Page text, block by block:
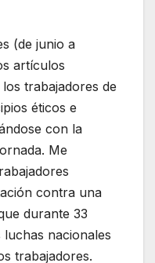
(de junio a
artículos
trabajadores de
éticos e
con la
Me
contra una
durante 33
nacionales
trabajadores.